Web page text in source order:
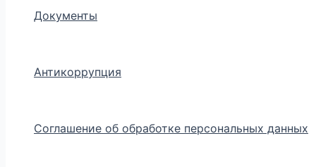
Документы
Антикоррупция
Соглашение об обработке персональных данных